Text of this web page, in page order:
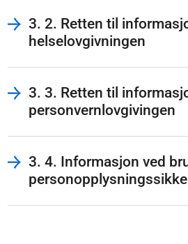
3. 2. Retten til
helselovgivningen
3. 3. Retten til
personvernlovgivingen
3. 4. Informasjon ved